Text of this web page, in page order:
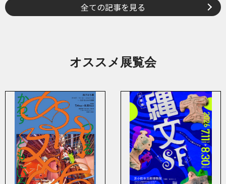
全ての記事を見る
オススメ展覧会